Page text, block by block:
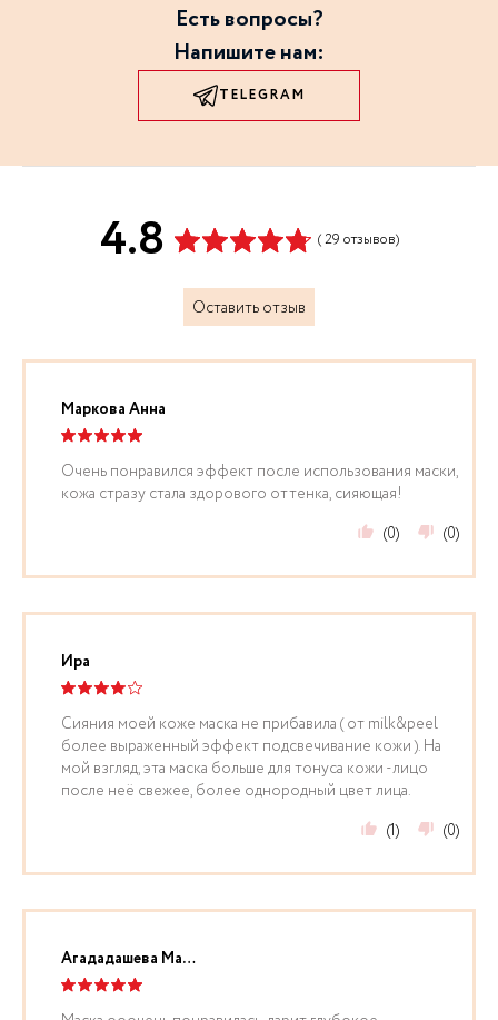
Есть вопросы?
Напишите нам:
TELEGRAM
4.8 ( 29 отзывов)
Оставить отзыв
Маркова Анна
Очень понравился эффект после использования маски,
кожа стразу стала здорового оттенка, сияющая!
(0)
(0)
Ира
Сияния моей коже маска не прибавила ( от milk&peel
более выраженный эффект подсвечивание кожи ). На
мой взгляд, эта маска больше для тонуса кожи -лицо
после неё свежее, более однородный цвет лица.
(1)
(0)
Агададашева Марият